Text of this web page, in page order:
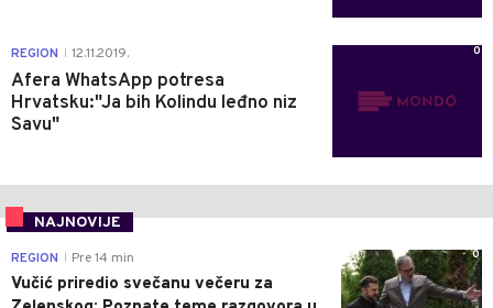
REGION 12.11.2019.
Afera WhatsApp potresa
Hrvatsku:"Ja bih Kolindu leđno niz
Savu"
0
NAJNOVIJE
0
REGION Pre 14 min
Vučić priredio svečanu večeru za